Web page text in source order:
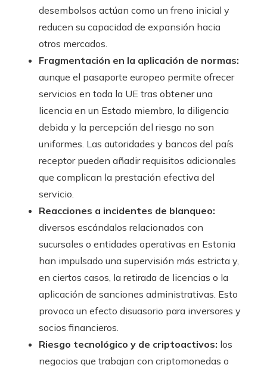
desembolsos actúan como un freno inicial y
reducen su capacidad de expansión hacia
otros mercados.
Fragmentación en la aplicación de normas:
aunque el pasaporte europeo permite ofrecer
servicios en toda la UE tras obtener una
licencia en un Estado miembro, la diligencia
debida y la percepción del riesgo no son
uniformes. Las autoridades y bancos del país
receptor pueden añadir requisitos adicionales
que complican la prestación efectiva del
servicio.
Reacciones a incidentes de blanqueo:
diversos escándalos relacionados con
sucursales o entidades operativas en Estonia
han impulsado una supervisión más estricta y,
en ciertos casos, la retirada de licencias o la
aplicación de sanciones administrativas. Esto
provoca un efecto disuasorio para inversores y
socios financieros.
Riesgo tecnológico y de criptoactivos: los
negocios que trabajan con criptomonedas o